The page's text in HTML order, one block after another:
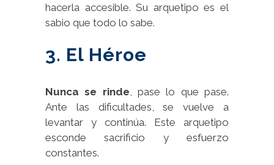
hacerla accesible. Su arquetipo es el
sabio que todo lo sabe.
3. El Héroe
Nunca se rinde , pase lo que pase.
Ante las dificultades, se vuelve a
levantar y continúa. Este arquetipo
esconde sacrificio y esfuerzo
constantes.